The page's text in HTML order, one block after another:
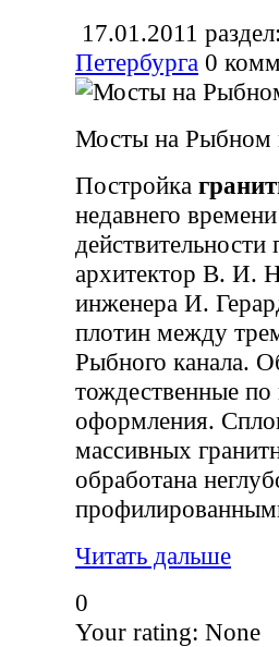
17.01.2011 раздел:
Петербурга 0
Мосты на Рыбном
Постройка
недавнего
архитектор В. И.
инженера И.
плотин между
Рыбного канала.
тождественные
оформления.
массивных
обработана
Читать дальше
0
Your rating: None